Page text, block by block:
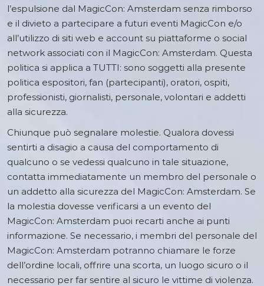
l’espulsione dal MagicCon: Amsterdam senza rimborso
e il divieto a partecipare a futuri eventi MagicCon e/o
all’utilizzo di siti web e account su piattaforme o social
network associati con il MagicCon: Amsterdam. Questa
politica si applica a TUTTI: sono soggetti alla presente
politica espositori, fan (partecipanti), oratori, ospiti,
professionisti, giornalisti, personale, volontari e addetti
alla sicurezza.
Chiunque può segnalare molestie. Qualora dovessi
sentirti a disagio a causa del comportamento di
qualcuno o se vedessi qualcuno in tale situazione,
contatta immediatamente un membro del personale o
un addetto alla sicurezza del MagicCon: Amsterdam. Se
la molestia dovesse verificarsi a un evento del
MagicCon: Amsterdam puoi recarti anche ai punti
informazione. Se necessario, i membri del personale del
MagicCon: Amsterdam potranno chiamare le forze
dell’ordine locali, offrire una scorta, un luogo sicuro o il
necessario per far sentire al sicuro le vittime di violenza.